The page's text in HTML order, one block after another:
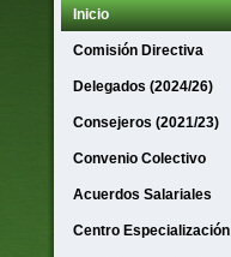
Inicio
Comisión Directiva
Delegados (2024/26)
Consejeros (2021/23)
Convenio Colectivo
Acuerdos Salariales
Centro Especialización